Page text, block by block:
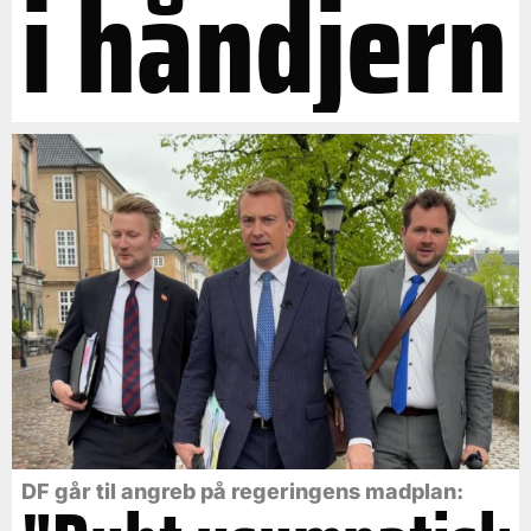
i håndjern
DF går til angreb på regeringens madplan: